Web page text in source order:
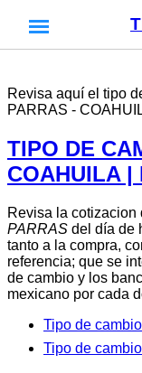
Revisa aquí el tipo
PARRAS -
TIPO DE
COAHUILA |
Revisa la
PARRAS del día de
tanto a la compra,
referencia; que se
de cambio y los
mexicano por cada
Tipo de
Tipo de